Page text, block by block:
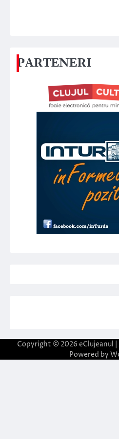
PARTENERI
Copyright © 2026 eClujeanul
Powered by